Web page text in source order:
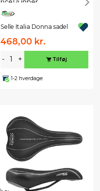
Selle Italia Donna sadel
468,00 kr.
- + Tilføj
1-2 hverdage